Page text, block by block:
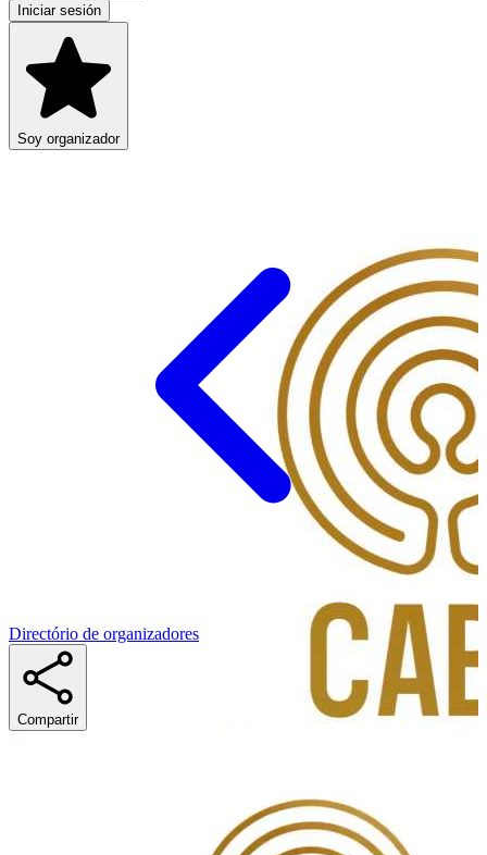
Iniciar sesión
Soy organizador
Directório de organizadores
Compartir